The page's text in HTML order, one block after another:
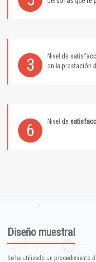
3 Nivel de
en la prestación
6 Nivel de
Diseño muestral
Se ha utilizado un procedimiento